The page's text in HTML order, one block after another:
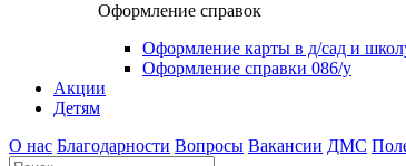
Оформление справок
Оформление карты в д/сад и
Оформление справки 086/у
Акции
Детям
О нас Благодарности Вопросы Вакансии ДМС